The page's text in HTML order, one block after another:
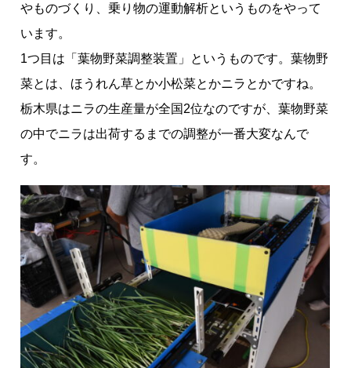
やものづくり、乗り物の運動解析というものをやって
います。
1つ目は「葉物野菜調整装置」というものです。葉物野
菜とは、ほうれん草とか小松菜とかニラとかですね。
栃木県はニラの生産量が全国2位なのですが、葉物野菜
の中でニラは出荷するまでの調整が一番大変なんで
す。